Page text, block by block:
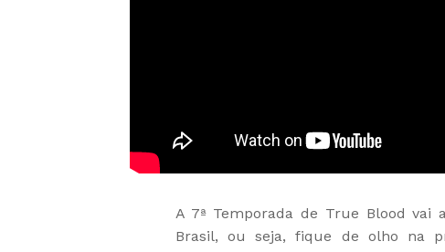
A 7ª Temporada de True Blood vai
Brasil, ou seja, fique de olho na